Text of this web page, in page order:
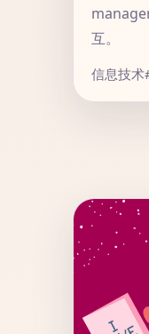
互。
信息技术